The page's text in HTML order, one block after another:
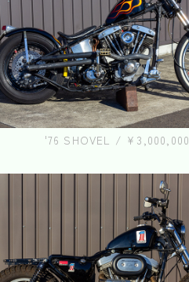
'76 SHOVEL / ¥3,000,000